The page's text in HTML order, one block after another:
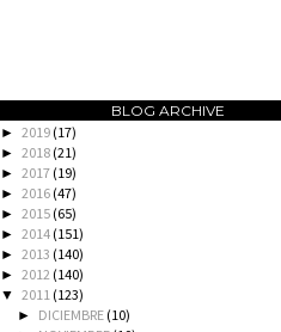
BLOG ARCHIVE
► 2019 (17)
► 2018 (21)
► 2017 (19)
► 2016 (47)
► 2015 (65)
► 2014 (151)
► 2013 (140)
► 2012 (140)
▼ 2011 (123)
► DICIEMBRE (10)